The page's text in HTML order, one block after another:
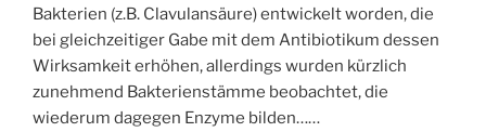
Bakterien (z.B. Clavulansäure) entwickelt worden, die
bei gleichzeitiger Gabe mit dem Antibiotikum dessen
Wirksamkeit erhöhen, allerdings wurden kürzlich
zunehmend Bakterienstämme beobachtet, die
wiederum dagegen Enzyme bilden……